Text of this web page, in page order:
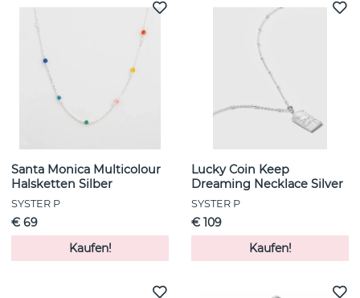
Santa Monica Multicolour
Halsketten Silber
SYSTER P
€ 69
Kaufen!
Lucky Coin Keep
Dreaming Necklace Silver
SYSTER P
€ 109
Kaufen!